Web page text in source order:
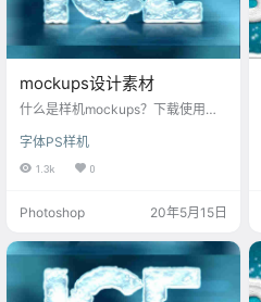
mockups设计素材
什么是样机mockups？下载使用这
高你的工作效率，每一个样机素材
高清可印刷，字体样式样机风格多
元化，丰富的样机场景，每一款样
你打造炫酷文字logo样机！每月更
样机素材的各种需求。
字体PS样机
1.3k 0
Photoshop 20年5月15日